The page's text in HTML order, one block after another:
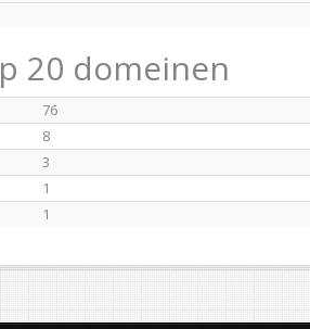
20 domeinen
76
8
3
1
1